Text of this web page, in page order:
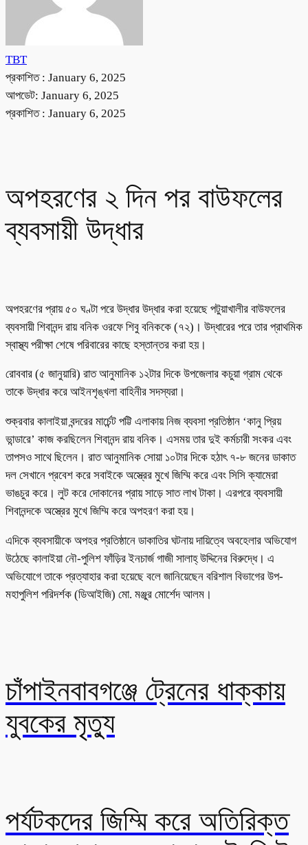
TBT
প্রকাশিত : January 6, 2025
আপডেট: January 6, 2025
প্রকাশিত : January 6, 2025
অপহরণের ২ দিন পর বাউফলের
ব্যবসায়ী উদ্ধার
অপহরণের প্রায় ৫০ ঘণ্টা পরে উদ্ধার উদ্ধার করা হয়েছে পটুয়াখালীর বাউফলের
ব্যবসায়ী শিবানন্দ রায় বনিক ওরফে শিবু বনিককে (৭২)। উদ্ধারের পরে তার প্রাথমিক
স্বাস্থ্য পরীক্ষা শেষে পরিবারের কাছে হস্তান্তর করা হয়।
রোববার (৫ জানুয়ারি) রাত আনুমানিক ১২টার দিকে উপজেলার কচুয়া গ্রাম থেকে
তাকে উদ্ধার করে আইনশৃঙ্খলা বাহিনীর সদস্যরা।
শুক্রবার কালাইয়া বন্দরের মার্চেন্ট পট্টি এলাকায় নিজ ব্যবসা প্রতিষ্ঠান ‘কানু প্রিয়
ভান্ডারে’ কাজ করছিলেন শিবানন্দ রায় বনিক। এসময় তার দুই কর্মচারী সংকর এবং
তাপসও সাথে ছিলেন। রাত আনুমানিক সোয়া ১০টার দিকে হঠাৎ ৭-৮ জনের ডাকাত
দল সেখানে প্রবেশ করে সবাইকে অস্ত্রের মুখে জিম্মি করে এবং সিসি ক্যামেরা
ভাঙচুর করে। লুট করে দোকানের প্রায় সাড়ে সাত লাখ টাকা। এরপরে ব্যবসায়ী
শিবানন্দকে অস্ত্রের মুখে জিম্মি করে অপহরণ করা হয়।
এদিকে ব্যবসায়ীকে অপহর প্রতিষ্ঠানে ডাকাতির ঘটনায় দায়িত্বে অবহেলার অভিযোগ
উঠেছে কালাইয়া নৌ-পুলিশ ফাঁড়ির ইনচার্জ গাজী সালাহ্ উদ্দিনের বিরুদ্ধে। এ
অভিযোগে তাকে প্রত্যাহার করা হয়েছে বলে জানিয়েছেন বরিশাল বিভাগের উপ-
মহাপুলিশ পরিদর্শক (ডিআইজি) মো. মঞ্জুর মোর্শেদ আলম।
চাঁপাইনবাবগঞ্জে ট্রেনের ধাক্কায়
যুবকের মৃত্যু
পর্যটকদের জিম্মি করে অতিরিক্ত